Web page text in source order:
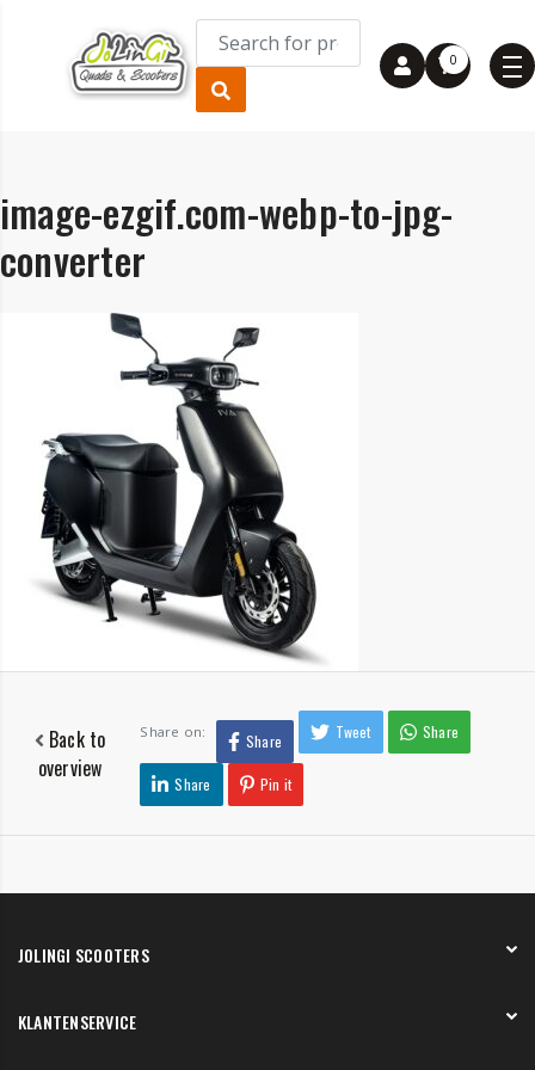
0
image-ezgif.com-webp-to-jpg-
converter
Back to
overview
Share on: Share Tweet Share
Share Pin it
JOLINGI SCOOTERS
Onze showroom
KLANTENSERVICE